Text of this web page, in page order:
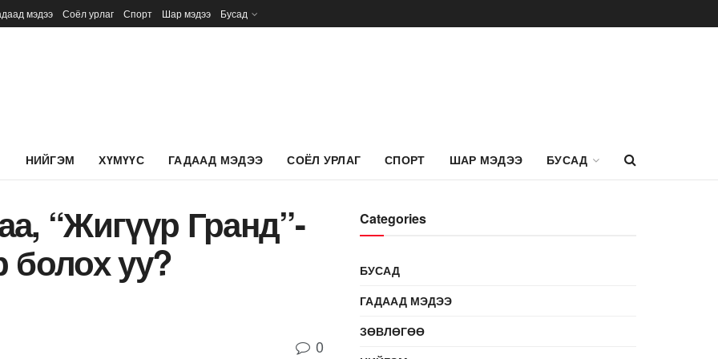
мэдээ Соёл урлаг Спорт Шар мэдээ Бусад
НИЙГЭМ ХҮМҮҮС ГАДААД МЭДЭЭ СОЁЛ УРЛАГ СПОРТ ШАР МЭДЭЭ БУСАД
“Жигүүр Гранд”-
уу?
0
Categories
БУСАД
ГАДААД МЭДЭЭ
ЗӨВЛӨГӨӨ